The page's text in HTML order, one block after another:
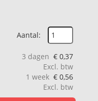
Aantal:
3 dagen € 0,37
Excl. btw
1 week € 0,56
Excl. btw